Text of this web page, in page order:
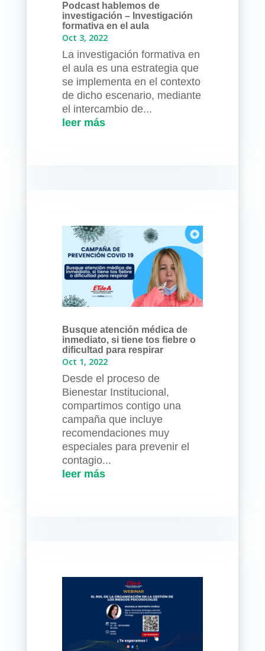
Podcast hablemos de
investigación – Investigación
formativa en el aula
Oct 3, 2022
La investigación formativa en
el aula es una estrategia que
se implementa en el contexto
de dicho escenario, mediante
el intercambio de...
leer más
Busque atención médica de
inmediato, si tiene tos fiebre o
dificultad para respirar
Oct 1, 2022
Desde el proceso de
Bienestar Institucional,
compartimos contigo una
campaña que incluye
recomendaciones muy
especiales para prevenir el
contagio...
leer más